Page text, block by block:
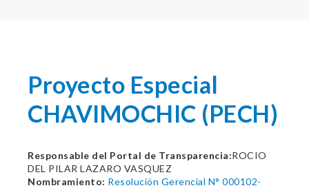
Proyecto Especial
CHAVIMOCHIC (PECH)
Responsable del Portal de Transparencia:ROCIO
DEL PILAR LAZARO VASQUEZ
Nombramiento: Resolución Gerencial N° 000102-